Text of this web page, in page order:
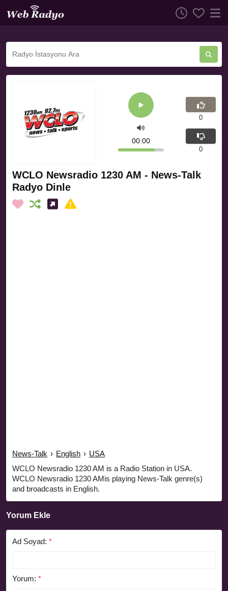
WCLO Newsradio 1230 AM - News-Talk
Radyo Dinle
News-Talk › English › USA
WCLO Newsradio 1230 AM is a Radio Station in USA.
WCLO Newsradio 1230 AMis playing News-Talk genre(s)
and broadcasts in English.
00:00
0
0
Yorum Ekle
Ad Soyad: *
Yorum: *